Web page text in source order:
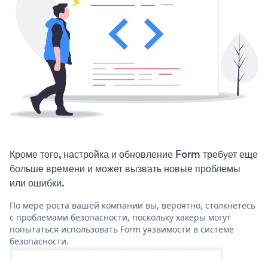
Кроме того, настройка и обновление Form требует еще
больше времени и может вызвать новые проблемы
или ошибки.
По мере роста вашей компании вы, вероятно, столкнетесь
с проблемами безопасности, поскольку хакеры могут
попытаться использовать Form уязвимости в системе
безопасности.